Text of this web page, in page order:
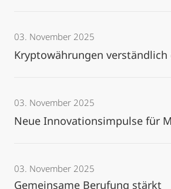
03. November 2025
Kryptowährungen
03. November 2025
Neue Innovationsimpulse für
03. November 2025
Gemeinsame Berufung stärkt